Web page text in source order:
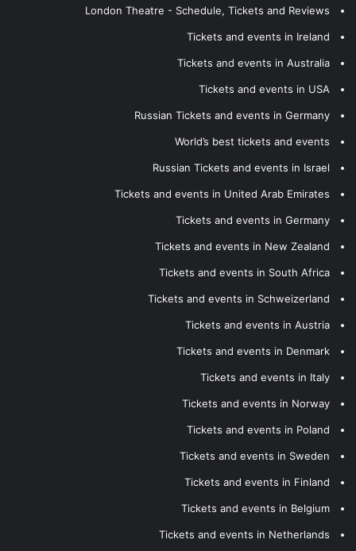
London Theatre - Schedule, Tickets and Reviews
Tickets and events in Ireland
Tickets and events in Australia
Tickets and events in USA
Russian Tickets and events in Germany
World’s best tickets and events
Russian Tickets and events in Israel
Tickets and events in United Arab Emirates
Tickets and events in Germany
Tickets and events in New Zealand
Tickets and events in South Africa
Tickets and events in Schweizerland
Tickets and events in Austria
Tickets and events in Denmark
Tickets and events in Italy
Tickets and events in Norway
Tickets and events in Poland
Tickets and events in Sweden
Tickets and events in Finland
Tickets and events in Belgium
Tickets and events in Netherlands